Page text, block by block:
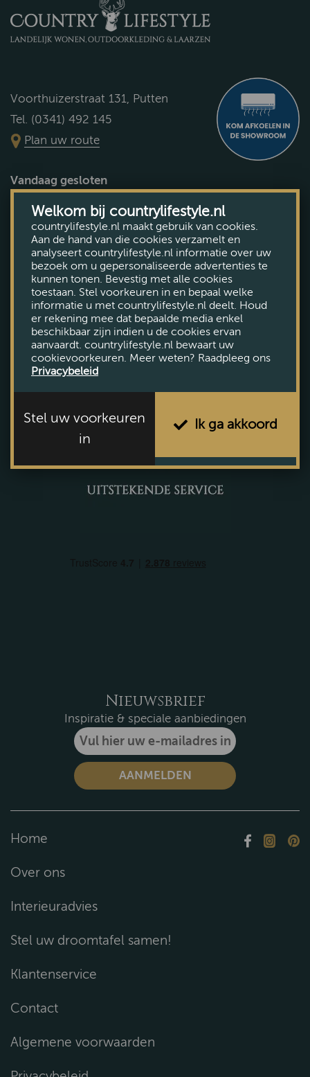
Voorthuizerstraat 131, Putten
Tel. (0341) 492 145
Plan uw route
Vandaag gesloten
Nieuwsbrief
Inspiratie & speciale aanbiedingen
Home
Over ons
Interieuradvies
Stel uw droomtafel samen!
Klantenservice
Contact
Algemene voorwaarden
Welkom bij countrylifestyle.nl
countrylifestyle.nl maakt gebruik van cookies.
Aan de hand van die cookies verzamelt en
analyseert countrylifestyle.nl informatie over uw
bezoek om u gepersonaliseerde advertenties te
kunnen tonen. Bevestig met alle cookies
toestaan. Stel voorkeuren in en bepaal welke
informatie u met countrylifestyle.nl deelt. Houd
er rekening mee dat bepaalde media enkel
beschikbaar zijn indien u de cookies ervan
aanvaardt. countrylifestyle.nl bewaart uw
cookievoorkeuren. Meer weten? Raadpleeg ons
Privacybeleid
Stel uw voorkeuren
in
Ik ga akkoord